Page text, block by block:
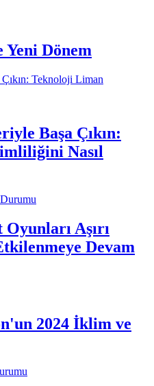
Dönem
Başa Çıkın:
Nasıl
Aşırı
Devam
2024 İklim ve